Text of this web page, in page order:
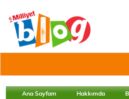
Ana Sayfam Hakkımda